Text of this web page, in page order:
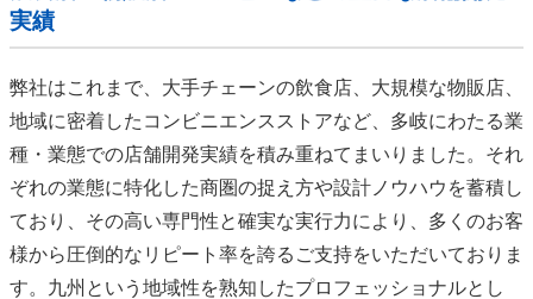
実績
弊社はこれまで、大手チェーンの飲食店、大規模な物販店、
地域に密着したコンビニエンスストアなど、多岐にわたる業
種・業態での店舗開発実績を積み重ねてまいりました。それ
ぞれの業態に特化した商圏の捉え方や設計ノウハウを蓄積し
ており、その高い専門性と確実な実行力により、多くのお客
様から圧倒的なリピート率を誇るご支持をいただいておりま
す。九州という地域性を熟知したプロフェッショナルとし